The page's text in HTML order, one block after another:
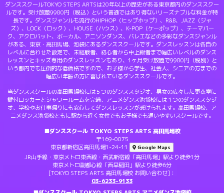
ダンススクールTOKYO STEPS ARTSは20年以上の歴史がある東京都内のダンススクー
ルです。受け放題9980円（税込）という普通ではあり得ないリーズナブルな料金が特
長です。ダンスジャンルも流行のHIPHOP（ヒップホップ）、R&B、JAZZ（ジャ
ズ）、LOCK（ロック）、HOUSE（ハウス）、K-POP（ケーポップ）、テーマパー
ク、アクロバット、ボーカル、アニソンダンス、バレエなどの多彩なダンスジャンル
がある、東京・高田馬場、池袋にあるダンススクールです。ダンスレッスンは各自の
レベルに合わせた設定で、未経験者、初心者から中上級者まで幅広いレベルのダンス
レッスンとキッズ専用のダンスレッスンもあり、1ヶ月受け放題で9980円（税別）と
いう都内でも圧倒的な低価格ですので、お子様から学生、社会人、シニアの方までの
幅広い年齢の方に喜ばれているダンススクールです。
当ダンススクールの高田馬場校には５つのダンススタジオ、男女の広々した更衣室に
鍵付ロッカーとシャワールームを完備、アニメダンス池袋校には１つのダンススタジ
オ、学校やお仕事帰りにも安心してダンスレッスンが受けられます。高田馬場校、ア
ニメダンス池袋校ともに駅から近く女性でもお子様でも通いやすいスクールです。
■ダンススクール TOKYO STEPS ARTS 高田馬場校
〒169-0075
東京都新宿区高田馬場1-24-11
Google Maps
JR山手線・東京メトロ東西線・西武新宿線「高田馬場」駅より徒歩1分
東京メトロ副都心線「西早稲田」駅より徒歩6分
[TOKYO STEPS ARTS 高田馬場校 お問い合わせ]：
03-6233-9133